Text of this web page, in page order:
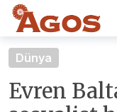
Dünya
Evren